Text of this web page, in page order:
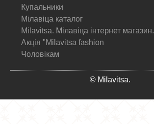
Купальники
Мілавіца каталог
Milavitsa. Мілавіца інтернет магазин.
Акція "Milavitsa fashion
Чоловікам
© Milavitsa.